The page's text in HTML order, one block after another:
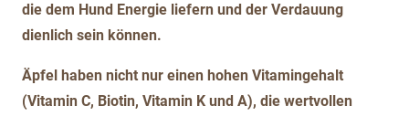
die dem Hund Energie liefern und der Verdauung
dienlich sein können.
Äpfel haben nicht nur einen hohen Vitamingehalt
(Vitamin C, Biotin, Vitamin K und A), die wertvollen